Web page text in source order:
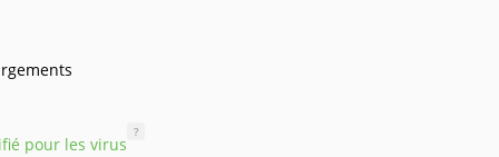
pour les virus
?